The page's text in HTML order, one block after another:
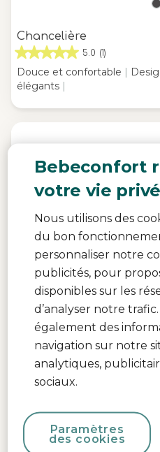
Chancelière
5.0 (1)
Douce et confortable |
élégants |
0.0 (0)
Matelas à langer inclus
Bebeconfort
votre vie
Nous utilisons des
du bon
personnaliser notre
publicités, pour
disponibles sur les
d’analyser notre
également des
navigation sur notre
analytiques,
sociaux.
Paramètres
des cookies